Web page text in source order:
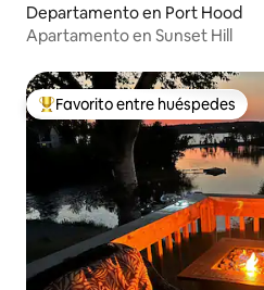
Departamento en Port Hood
Apartamento en Sunset Hill
De los mejores en Favorito
Favorito entre huéspedes